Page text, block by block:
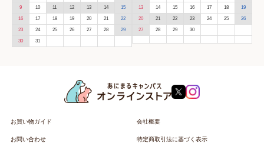
9 10 11 12 13 14 15
16 17 18 19 20 21 22
23 24 25 26 27 28 29
30 31
13 14 15 16 17 18 19
20 21 22 23 24 25 26
27 28 29 30
お買い物ガイド 会社概要
お問い合わせ 特定商取引法に基づく表示